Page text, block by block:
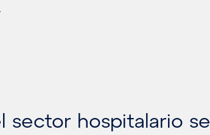
sector hospitalario se